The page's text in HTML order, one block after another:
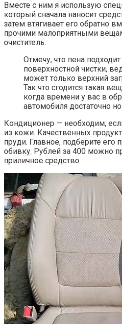
Вместе с ним я использую
который сначала наносит
затем втягивает его обратно
прочими малоприятными
очиститель.
Отмечу, что пена
поверхностной чистки,
может только верхний
Так что сгодится такая
когда времени у вас в
автомобиля достаточно
Кондиционер — необходим,
из кожи. Качественных
пруди. Главное, подберите его
обивку. Рублей за 400 можно
приличное средство.